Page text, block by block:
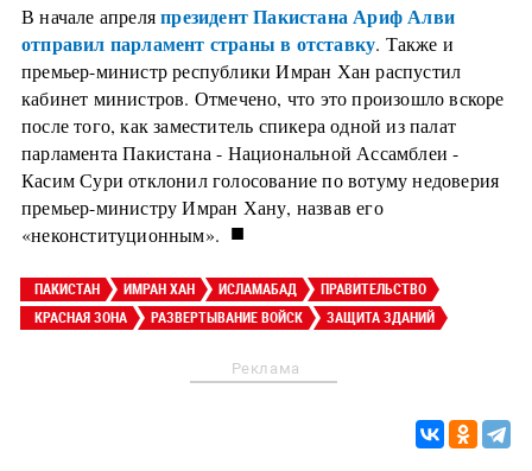
В начале апреляпрезидент Пакистана Ариф Алви
отправил парламент страны в отставку. Также и
премьер-министр республики Имран Хан распустил
кабинет министров. Отмечено, что это произошло вскоре
после того, как заместитель спикера одной из палат
парламента Пакистана - Национальной Ассамблеи -
Касим Сури отклонил голосование по вотуму недоверия
премьер-министру Имран Хану, назвав его
«неконституционным». ■
ПАКИСТАН ИМРАН ХАН ИСЛАМАБАД
ПРАВИТЕЛЬСТВО
КРАСНАЯ ЗОНА
РАЗВЕРТЫВАНИЕ ВОЙСК ЗАЩИТА ЗДАНИЙ
Реклама